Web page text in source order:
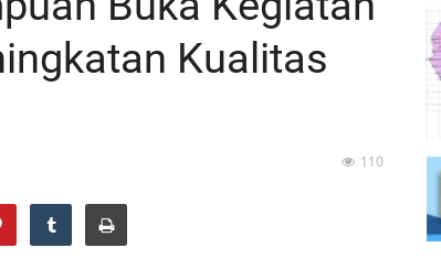
Kualitas
110